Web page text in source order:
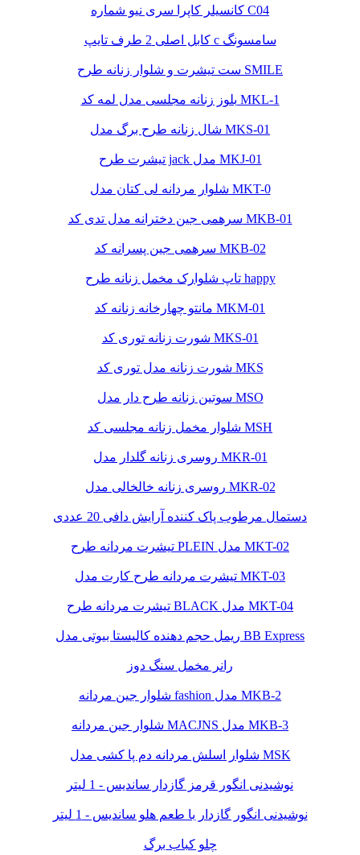
کانسیلر کاپرا سری نیو شماره C04
کابل اصلی 2 طرف تایپ c سامسونگ
ست تیشرت و شلوار زنانه طرح SMILE
بلوز زنانه مجلسی مدل لمه کد MKL-1
شال زنانه طرح برگ مدل MKS-01
تیشرت طرح jack مدل MKJ-01
شلوار مردانه لی کتان مدل MKT-0
سرهمی جین دخترانه مدل تدی کد MKB-01
سرهمی جین پسرانه کد MKB-02
تاپ شلوارک مخمل زنانه طرح happy
مانتو چهارخانه زنانه کد MKM-01
شورت زنانه توری کد MKS-01
شورت زنانه مدل توری کد MKS
سوتین زنانه طرح دار مدل MSO
شلوار مخمل زنانه مجلسی کد MSH
روسری زنانه گلدار مدل MKR-01
روسری زنانه خالخالی مدل MKR-02
دستمال مرطوب پاک کننده آرایش دافی 20 عددی
تیشرت مردانه طرح PLEIN مدل MKT-02
تیشرت مردانه طرح کارت مدل MKT-03
تیشرت مردانه طرح BLACK مدل MKT-04
ریمل حجم دهنده کالیستا بیوتی مدل BB Express
رانر مخمل سنگ دوز
شلوار جین مردانه fashion مدل MKB-2
شلوار جین مردانه MACJNS مدل MKB-3
شلوار اسلش مردانه دم پا کشی مدل MSK
نوشیدنی انگور قرمز گازدار ساندیس - 1 لیتر
نوشیدنی انگور گازدار با طعم هلو ساندیس - 1 لیتر
چلو کباب برگ